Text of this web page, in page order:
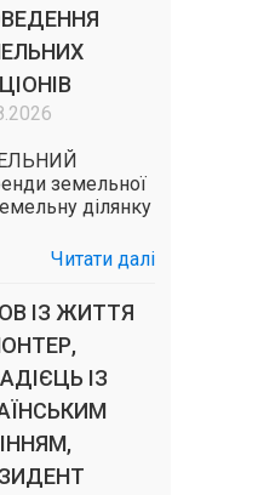
земельної
ділянку
Читати далі
ІЗ ЖИТТЯ
ІЗ